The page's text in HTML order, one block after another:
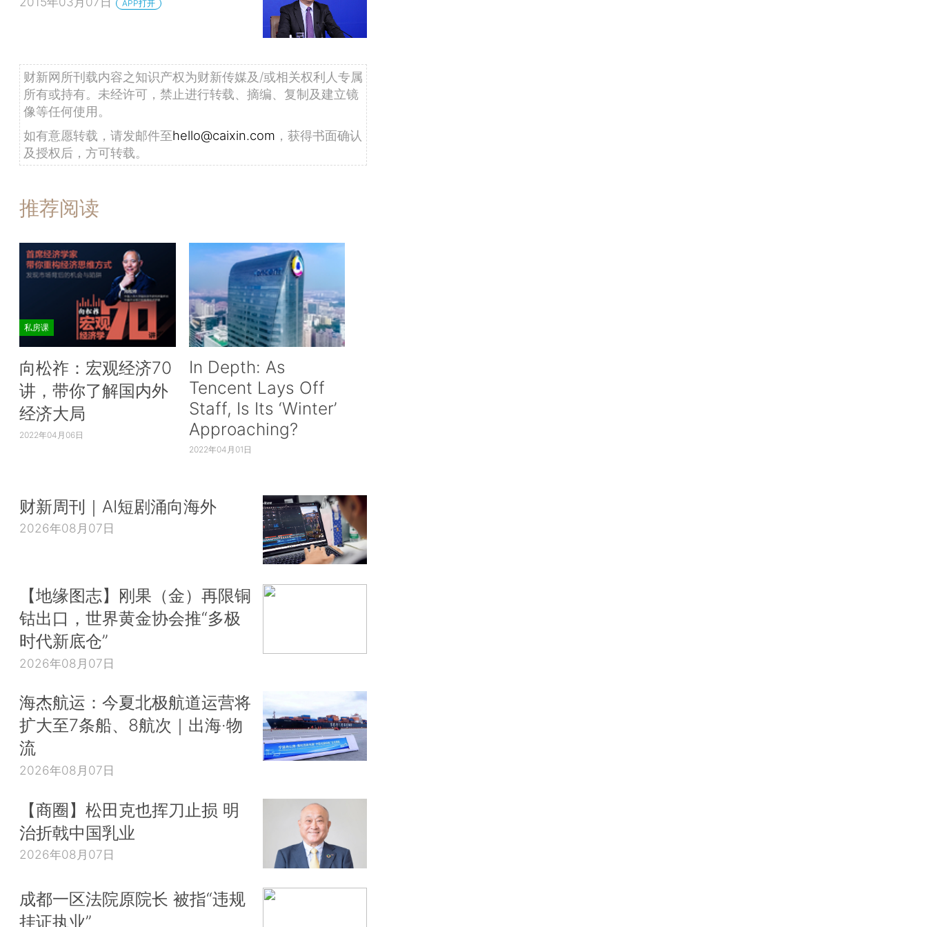
APP打开
财新网所刊载内容之知识产权为财新传媒及/或相关权利人专属
所有或持有。未经许可，禁止进行转载、摘编、复制及建立镜
像等任何使用。
如有意愿转载，请发邮件至hello@caixin.com ，获得书面确认
及授权后，方可转载。
推荐阅读
私房课
向松祚：宏观经济70
讲，带你了解国内外
经济大局
2022年04月06日
In Depth: As
Tencent Lays Off
Staff, Is Its ‘Winter’
Approaching?
2022年04月01日
财新周刊｜AI短剧涌向海外
2026年08月07日
【地缘图志】刚果（金）再限铜
钴出口，世界黄金协会推“多极
时代新底仓”
2026年08月07日
海杰航运：今夏北极航道运营将
扩大至7条船、8航次｜出海·物
流
2026年08月07日
【商圈】松田克也挥刀止损 明
治折戟中国乳业
2026年08月07日
成都一区法院原院长 被指“违规
挂证执业”